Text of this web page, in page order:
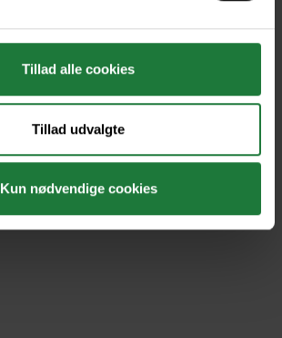
Tillad alle cookies
Tillad udvalgte
Kun nødvendige cookies
No. 250